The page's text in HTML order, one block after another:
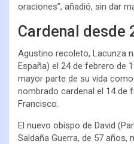
oraciones”, añadió, sin dar
Cardenal desde
Agustino recoleto, Lacunza
España) el 24 de febrero de
mayor parte de su vida
nombrado cardenal el 14 de
Francisco.
El nuevo obispo de David
Saldaña Guerra, de 57 años,